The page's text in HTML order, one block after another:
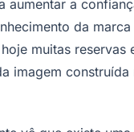
aumentar a
da
muitas reservas
imagem construída